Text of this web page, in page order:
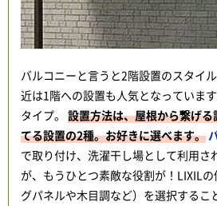
バルコニーと言うと2階設置のスタイ
近は1階への設置も人気となっていま
タイプ。 設置方法は、屋根から繋げ
てる設置の2種。お好きに選べます。
で取り付け、洗濯干し場として利用さ
が、もうひとつ素敵な役割が！LIXIL
グパネルや木目調など）を選択するこ